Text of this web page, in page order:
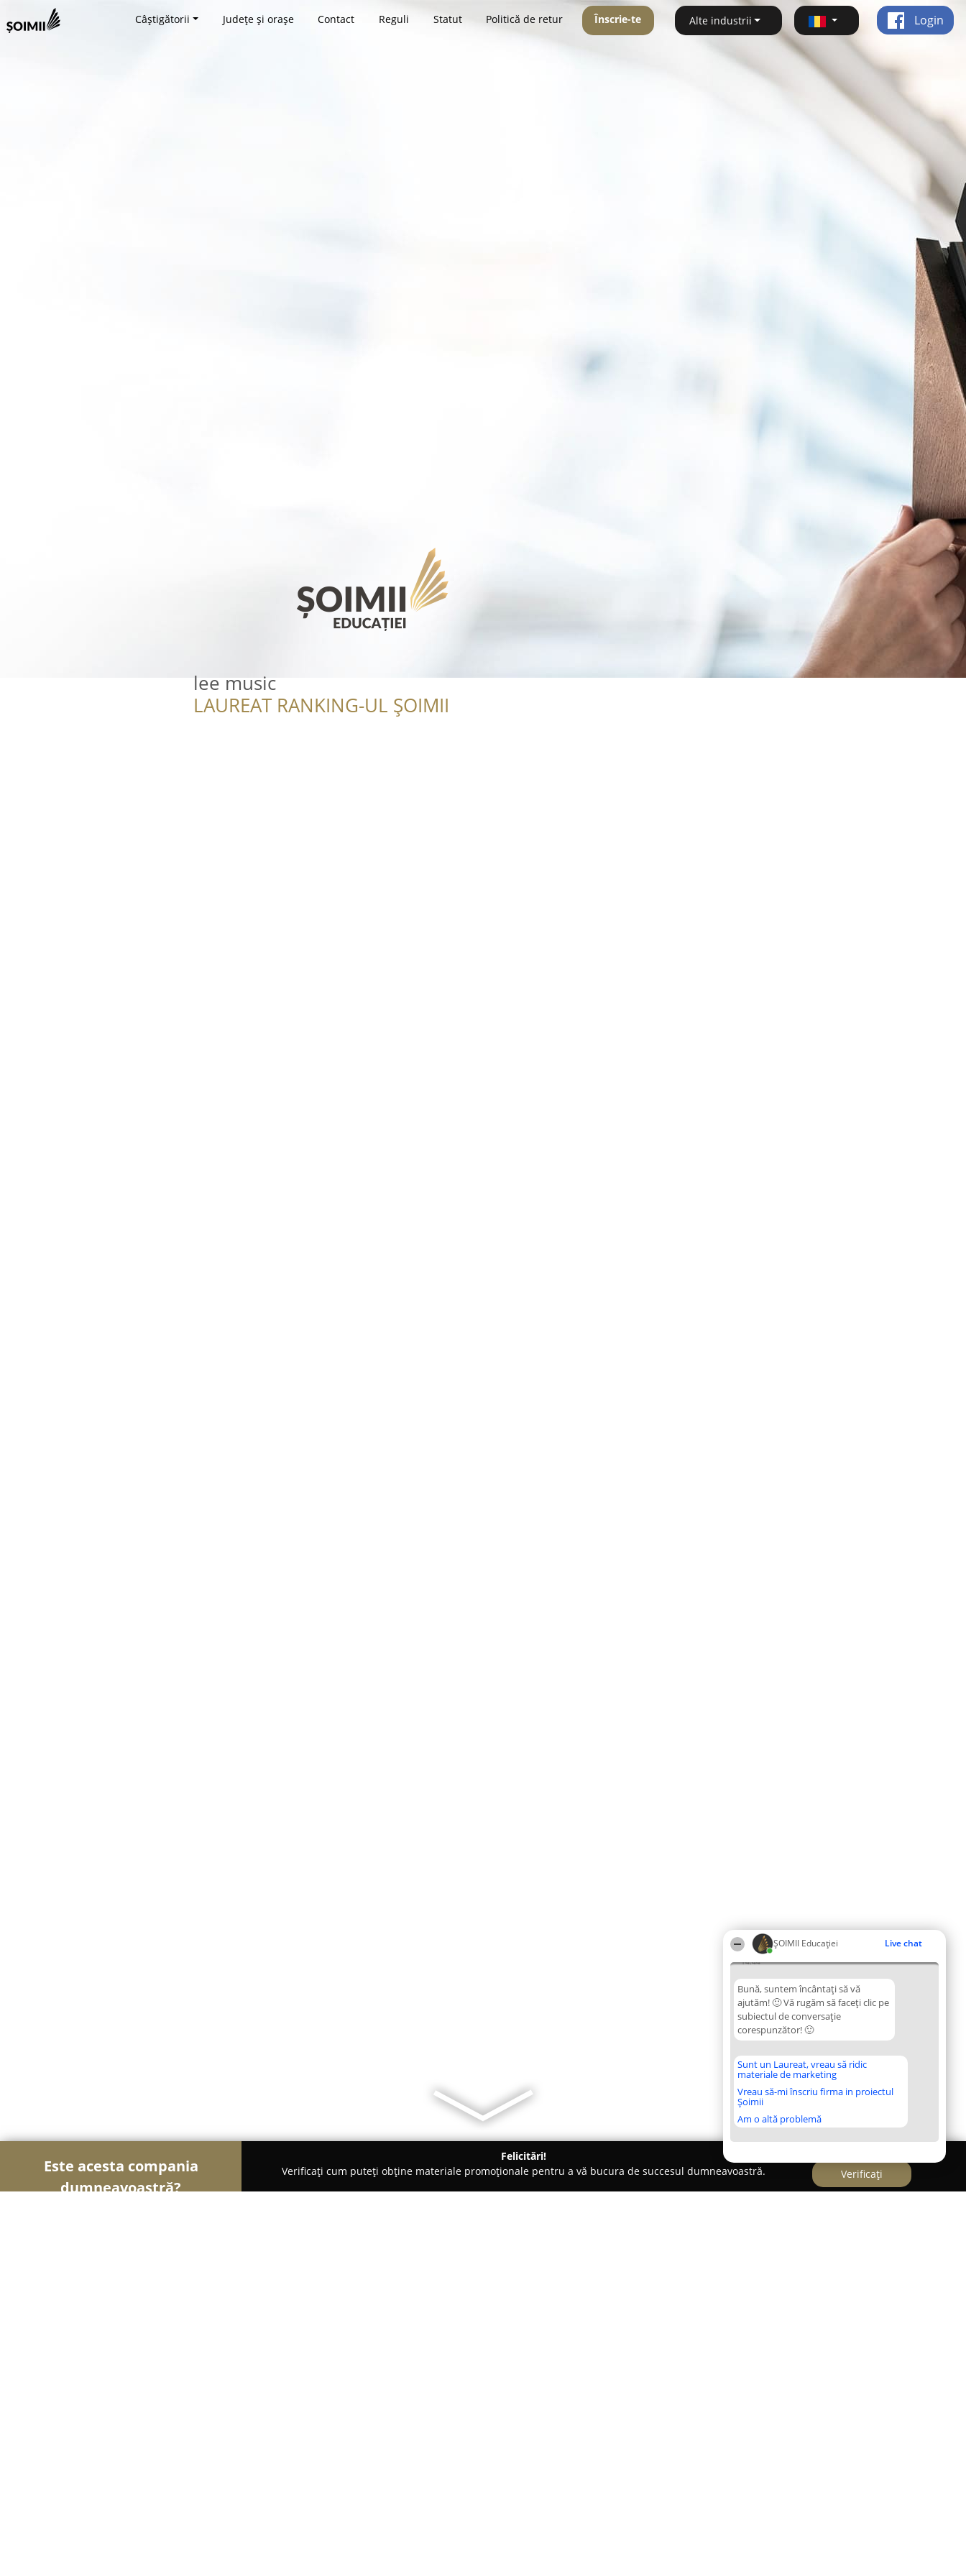
ȘOIMII Educației Live chat
14:44
Bună, suntem încântați să vă
ajutăm! 🙂 Vă rugăm să faceți clic pe
subiectul de conversație
corespunzător! 🙂
Sunt un Laureat, vreau să ridic
materiale de marketing
Vreau să-mi înscriu firma in proiectul
Șoimii
Am o altă problemă
Câștigătorii Județe și orașe Contact Reguli Statut Politică de retur Înscrie-te Alte industrii Login
lee music
LAUREAT RANKING-UL ȘOIMII
Este acesta compania
dumneavoastră?
Felicitări!
Verificați cum puteți obține materiale promoționale pentru a vă bucura de succesul dumneavoastră.
Verificați